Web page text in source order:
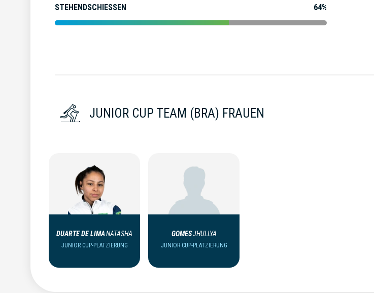
STEHENDSCHIESSEN 64%
JUNIOR CUP TEAM (BRA) FRAUEN
DUARTE DE LIMANATASHA
JUNIOR CUP-PLATZIERUNG
GOMESJHULLYA
JUNIOR CUP-PLATZIERUNG